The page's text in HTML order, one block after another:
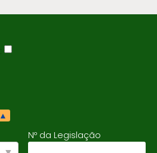
▲
Nº da Legislação